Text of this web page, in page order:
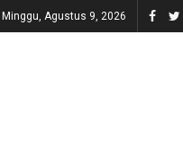
Minggu, Agustus 9, 2026